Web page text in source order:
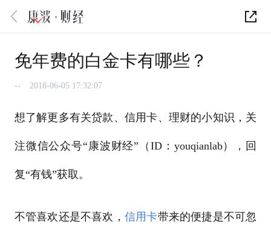
免年费的白金卡有哪些？
-- 2018-06-05 17:32:07
想了解更多有关贷款、信用卡、理财的小知识，关
注微信公众号“康波财经”（ID：youqianlab），回
复“有钱”获取。
不管喜欢还是不喜欢， 信用卡带来的便捷是不可忽